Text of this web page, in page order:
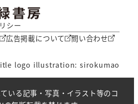
シー
広告掲載について 問い合わせ
logo illustration: sirokumao
いる記事・写真・イラスト等のコ